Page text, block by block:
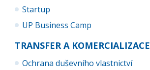
Startup
UP Business Camp
TRANSFER A KOMERCIALIZACE
Ochrana duševního vlastnictví